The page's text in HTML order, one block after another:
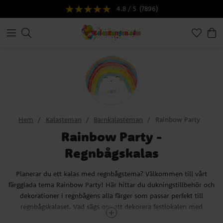
4.8 / 5 (7896)
Hem Kalasteman Barnkalasteman Rainbow Party
Rainbow Party -
Regnbågskalas
Planerar du ett kalas med regnbågstema? Välkommen till vårt
färgglada tema Rainbow Party! Här hittar du dukningstillbehör och
dekorationer i regnbågens alla färger som passar perfekt till
regnbågskalaset. Vad sägs om att dekorera festlokalen med
ballonger, girlanger och andra festliga dekorationer i gult, rött,